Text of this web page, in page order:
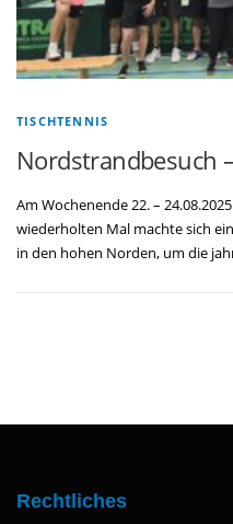
TISCHTENNIS
Nordstrandbesuch
Am Wochenende 22. –
wiederholten Mal machte sich
in den hohen Norden, um die
Rechtliches